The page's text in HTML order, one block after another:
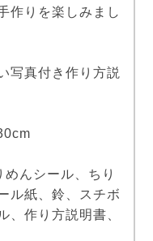
作りを楽しみまし
写真付き作り方説
んシール、ちり
ル紙、鈴、スチボ
、作り方説明書、